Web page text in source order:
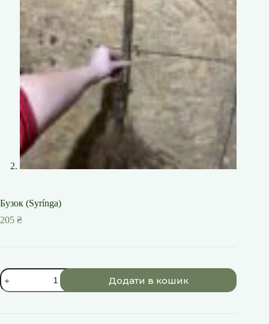
Бузок (Syrínga)
205 ₴
Бузок
(Syrínga)
кількість
Додати в кошик